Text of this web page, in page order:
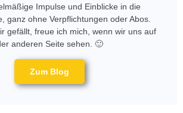
Impulse und Einblicke in die
ganz ohne Verpflichtungen oder Abos.
gefällt, freue ich mich, wenn wir uns auf
anderen Seite sehen. 🙂
Zum Blog